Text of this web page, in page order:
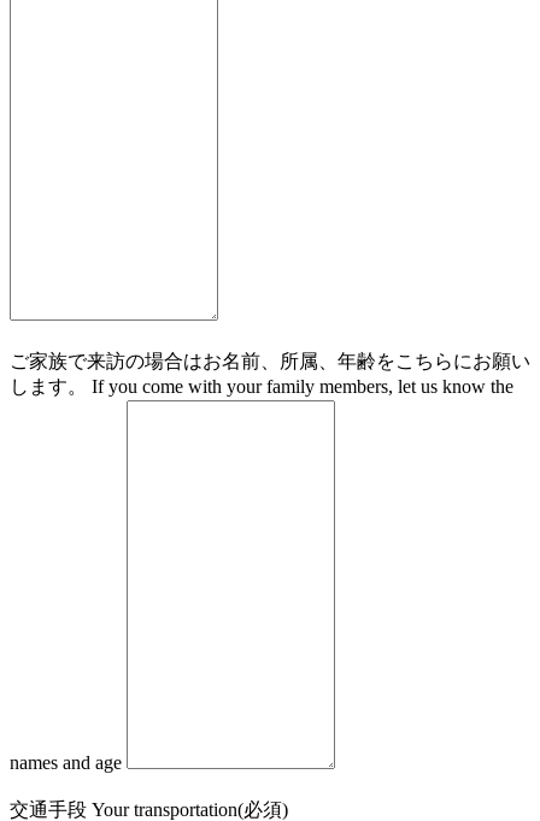
ご家族で来訪の場合はお名前、所属、年齢をこちらにお願い
します。 If you come with your family members, let us know the
names and age
交通手段 Your transportation(必須)